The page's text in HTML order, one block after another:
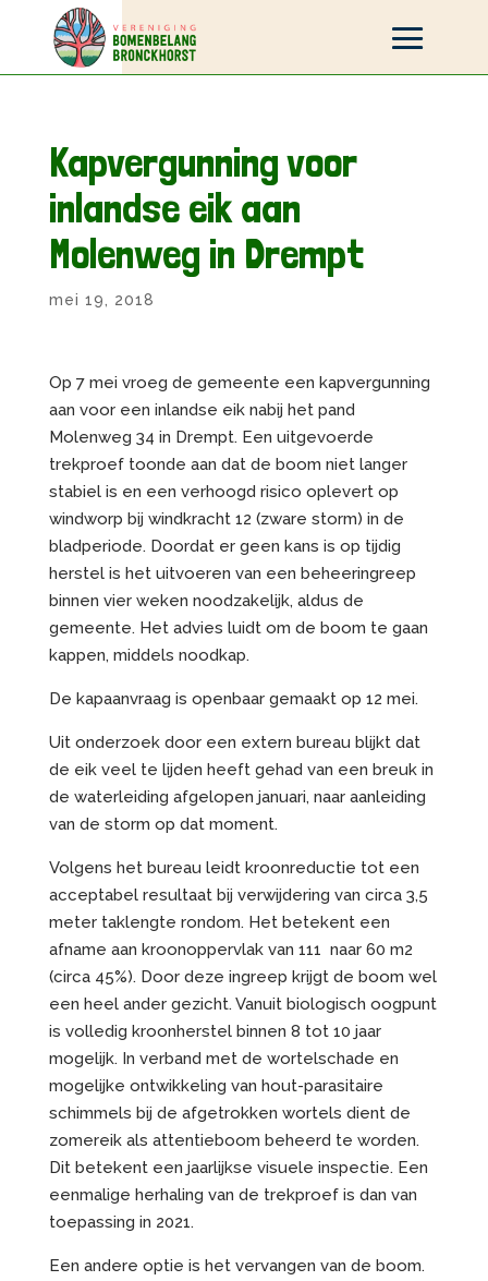
Kapvergunning voor
inlandse eik aan
Molenweg in Drempt
mei 19, 2018
Op 7 mei vroeg de gemeente een kapvergunning
aan voor een inlandse eik nabij het pand
Molenweg 34 in Drempt. Een uitgevoerde
trekproef toonde aan dat de boom niet langer
stabiel is en een verhoogd risico oplevert op
windworp bij windkracht 12 (zware storm) in de
bladperiode. Doordat er geen kans is op tijdig
herstel is het uitvoeren van een beheeringreep
binnen vier weken noodzakelijk, aldus de
gemeente. Het advies luidt om de boom te gaan
kappen, middels noodkap.
De kapaanvraag is openbaar gemaakt op 12 mei.
Uit onderzoek door een extern bureau blijkt dat
de eik veel te lijden heeft gehad van een breuk in
de waterleiding afgelopen januari, naar aanleiding
van de storm op dat moment.
Volgens het bureau leidt kroonreductie tot een
acceptabel resultaat bij verwijdering van circa 3,5
meter taklengte rondom. Het betekent een
afname aan kroonoppervlak van 111 naar 60 m2
(circa 45%). Door deze ingreep krijgt de boom wel
een heel ander gezicht. Vanuit biologisch oogpunt
is volledig kroonherstel binnen 8 tot 10 jaar
mogelijk. In verband met de wortelschade en
mogelijke ontwikkeling van hout-parasitaire
schimmels bij de afgetrokken wortels dient de
zomereik als attentieboom beheerd te worden.
Dit betekent een jaarlijkse visuele inspectie. Een
eenmalige herhaling van de trekproef is dan van
toepassing in 2021.
Een andere optie is het vervangen van de boom.